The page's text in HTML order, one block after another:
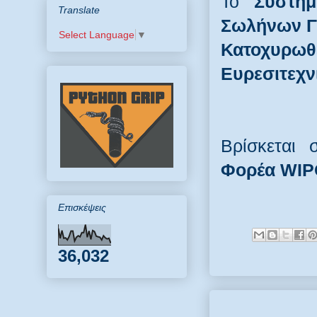
Σωλήνων
Φορέα
Translate
Select Language ▼
Επισκέψεις
36,032